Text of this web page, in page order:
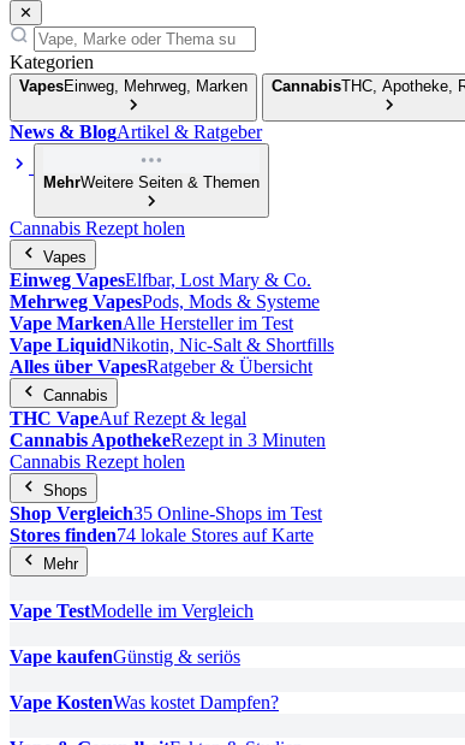
✕
Kategorien
VapesEinweg, Mehrweg, Marken CannabisTHC, Apotheke,
News & BlogArtikel & Ratgeber
MehrWeitere Seiten & Themen
Cannabis Rezept holen
Vapes
Einweg VapesElfbar, Lost Mary & Co.
Mehrweg VapesPods, Mods & Systeme
Vape MarkenAlle Hersteller im Test
Vape LiquidNikotin, Nic-Salt & Shortfills
Alles über VapesRatgeber & Übersicht
Cannabis
THC VapeAuf Rezept & legal
Cannabis ApothekeRezept in 3 Minuten
Cannabis Rezept holen
Shops
Shop Vergleich35 Online-Shops im Test
Stores finden74 lokale Stores auf Karte
Mehr
Vape TestModelle im Vergleich
Vape kaufenGünstig & seriös
Vape KostenWas kostet Dampfen?